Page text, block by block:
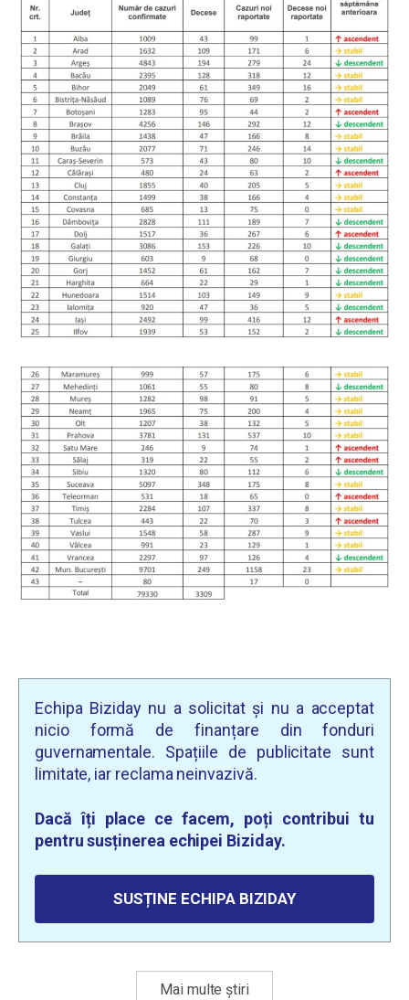
Echipa Biziday nu a solicitat și nu a acceptat
nicio formă de finanțare din fonduri
guvernamentale. Spațiile de publicitate sunt
limitate, iar reclama neinvazivă.
Dacă îți place ce facem, poți contribui tu
pentru susținerea echipei Biziday.
SUSȚINE ECHIPA BIZIDAY
Mai multe știri